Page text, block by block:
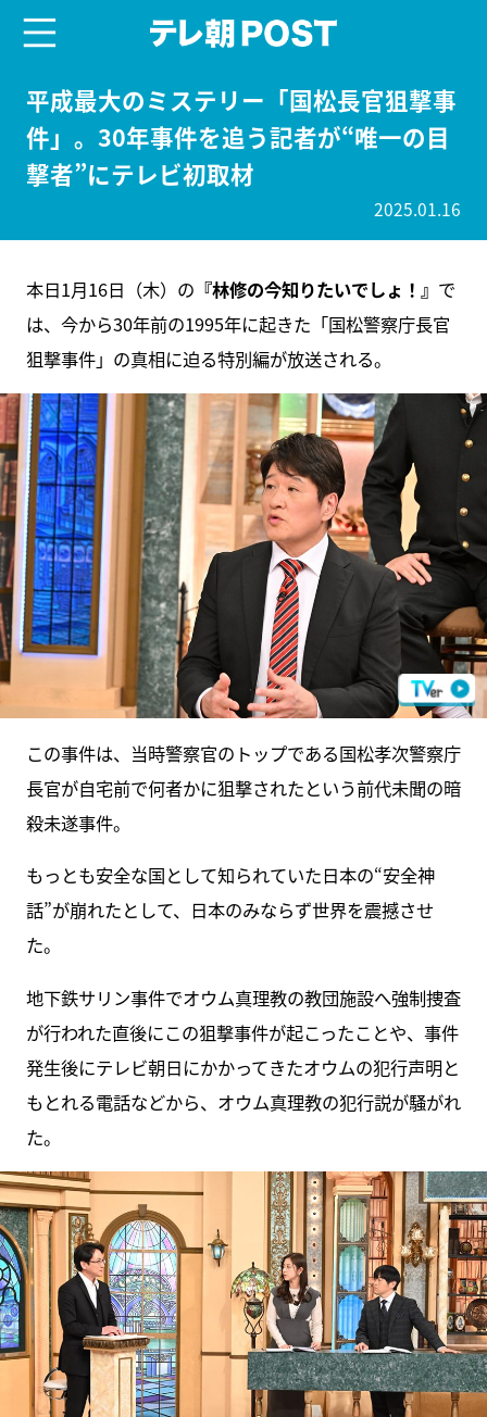
平成最大のミステリー「国松長官狙撃事
件」。30年事件を追う記者が“唯一の目
撃者”にテレビ初取材
2025.01.16
本日1月16日（木）の 『林修の今知りたいでしょ！』 で
は、今から30年前の1995年に起きた「国松警察庁長官
狙撃事件」の真相に迫る特別編が放送される。
この事件は、当時警察官のトップである国松孝次警察庁
長官が自宅前で何者かに狙撃されたという前代未聞の暗
殺未遂事件。
もっとも安全な国として知られていた日本の“安全神
話”が崩れたとして、日本のみならず世界を震撼させ
た。
地下鉄サリン事件でオウム真理教の教団施設へ強制捜査
が行われた直後にこの狙撃事件が起こったことや、事件
発生後にテレビ朝日にかかってきたオウムの犯行声明と
もとれる電話などから、オウム真理教の犯行説が騒がれ
た。